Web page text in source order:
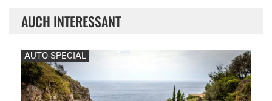
AUCH INTERESSANT
AUTO-SPECIAL